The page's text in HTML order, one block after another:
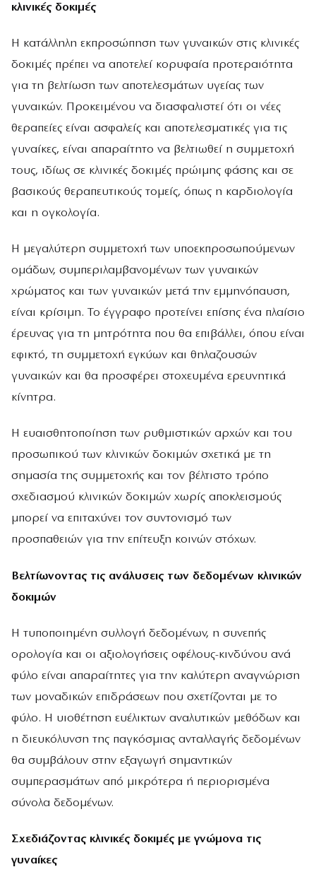
κλινικές δοκιμές
Η κατάλληλη εκπροσώπηση των γυναικών στις κλινικές
δοκιμές πρέπει να αποτελεί κορυφαία προτεραιότητα
για τη βελτίωση των αποτελεσμάτων υγείας των
γυναικών. Προκειμένου να διασφαλιστεί ότι οι νέες
θεραπείες είναι ασφαλείς και αποτελεσματικές για τις
γυναίκες, είναι απαραίτητο να βελτιωθεί η συμμετοχή
τους, ιδίως σε κλινικές δοκιμές πρώιμης φάσης και σε
βασικούς θεραπευτικούς τομείς, όπως η καρδιολογία
και η ογκολογία.
Η μεγαλύτερη συμμετοχή των υποεκπροσωπούμενων
ομάδων, συμπεριλαμβανομένων των γυναικών
χρώματος και των γυναικών μετά την εμμηνόπαυση,
είναι κρίσιμη. Το έγγραφο προτείνει επίσης ένα πλαίσιο
έρευνας για τη μητρότητα που θα επιβάλλει, όπου είναι
εφικτό, τη συμμετοχή εγκύων και θηλαζουσών
γυναικών και θα προσφέρει στοχευμένα ερευνητικά
κίνητρα.
Η ευαισθητοποίηση των ρυθμιστικών αρχών και του
προσωπικού των κλινικών δοκιμών σχετικά με τη
σημασία της συμμετοχής και τον βέλτιστο τρόπο
σχεδιασμού κλινικών δοκιμών χωρίς αποκλεισμούς
μπορεί να επιταχύνει τον συντονισμό των
προσπαθειών για την επίτευξη κοινών στόχων.
Βελτίωνοντας τις ανάλυσεις των δεδομένων κλινικών
δοκιμών
Η τυποποιημένη συλλογή δεδομένων, η συνεπής
ορολογία και οι αξιολογήσεις οφέλους-κινδύνου ανά
φύλο είναι απαραίτητες για την καλύτερη αναγνώριση
των μοναδικών επιδράσεων που σχετίζονται με το
φύλο. Η υιοθέτηση ευέλικτων αναλυτικών μεθόδων και
η διευκόλυνση της παγκόσμιας ανταλλαγής δεδομένων
θα συμβάλουν στην εξαγωγή σημαντικών
συμπερασμάτων από μικρότερα ή περιορισμένα
σύνολα δεδομένων.
Σχεδιάζοντας κλινικέςδοκιμές με γνώμονα τις
γυναίκες